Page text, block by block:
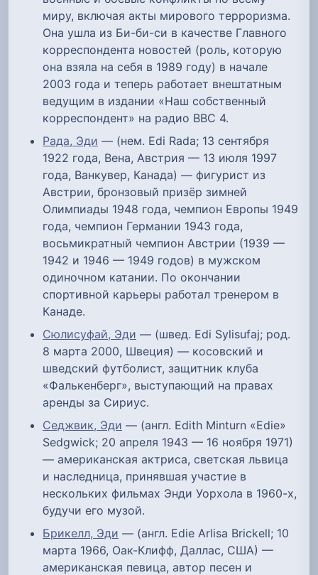
миру, включая акты мирового терроризма.
Она ушла из Би-би-си в качестве Главного
корреспондента новостей (роль, которую
она взяла на себя в 1989 году) в начале
2003 года и теперь работает внештатным
ведущим в издании «Наш собственный
корреспондент» на радио BBC 4.
Рада, Эди — (нем. Edi Rada; 13 сентября
1922 года, Вена, Австрия — 13 июля 1997
года, Ванкувер, Канада) — фигурист из
Австрии, бронзовый призёр зимней
Олимпиады 1948 года, чемпион Европы 1949
года, чемпион Германии 1943 года,
восьмикратный чемпион Австрии (1939 —
1942 и 1946 — 1949 годов) в мужском
одиночном катании. По окончании
спортивной карьеры работал тренером в
Канаде.
Сюлисуфай, Эди — (швед. Edi Sylisufaj; род.
8 марта 2000, Швеция) — косовский и
шведский футболист, защитник клуба
«Фалькенберг», выступающий на правах
аренды за Сириус.
Седжвик, Эди — (англ. Edith Minturn «Edie»
Sedgwick; 20 апреля 1943 — 16 ноября 1971)
— американская актриса, светская львица
и наследница, принявшая участие в
нескольких фильмах Энди Уорхола в 1960-х,
будучи его музой.
Брикелл, Эди — (англ. Edie Arlisa Brickell; 10
марта 1966, Оак-Клифф, Даллас, США) —
американская певица, автор песен и